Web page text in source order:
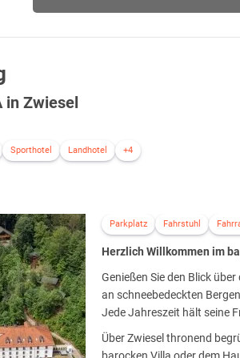
in Zwiesel
Sporthotel Landhotel +4
Parkplatz Fahrstuhl
Herzlich Willkommen im
Genießen Sie den Blick
an schneebedeckten
Jede Jahreszeit hält seine
Über Zwiesel thronend